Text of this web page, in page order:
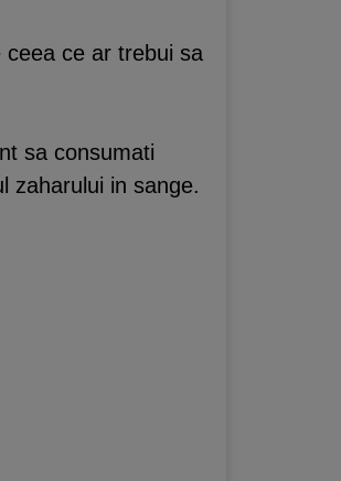
ceea ce ar trebui sa
sa consumati
zaharului in sange.